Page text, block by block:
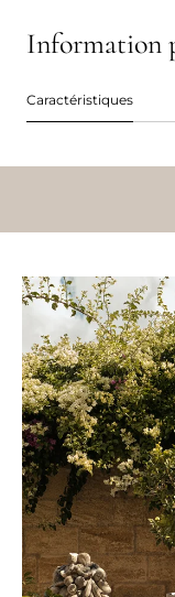
Information
Caractéristiques